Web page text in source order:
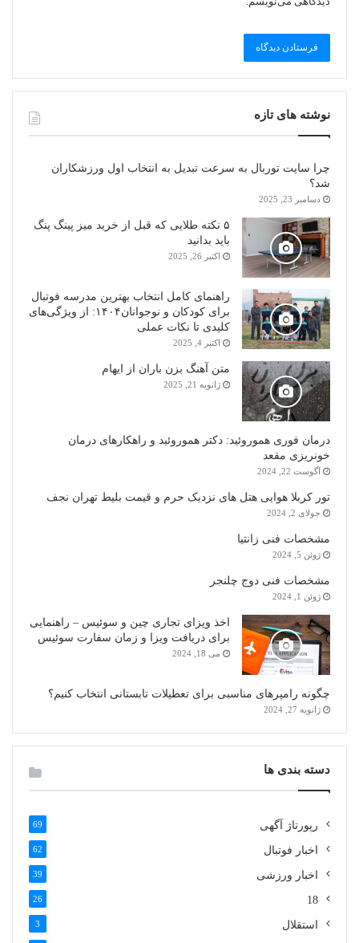
نوشته های تازه
چرا سایت توربال به ‌سرعت تبدیل به انتخاب اول ورزشکاران
شد؟
دسامبر 23, 2025
۵ نکته طلایی که قبل از خرید میز پینگ پنگ
باید بدانید
اکتبر 26, 2025
راهنمای کامل انتخاب بهترین مدرسه فوتبال
برای کودکان و نوجوانان۱۴۰۴: از ویژگی‌های
کلیدی تا نکات عملی
اکتبر 4, 2025
متن آهنگ بزن باران از ایهام
ژانویه 21, 2025
درمان فوری هموروئید: دکتر هموروئید و راهکارهای درمان
خونریزی مقعد
آگوست 22, 2024
تور کربلا هوایی هتل های نزدیک حرم و قیمت بلیط تهران نجف
جولای 2, 2024
مشخصات فنی زانتیا
ژوئن 5, 2024
مشخصات فنی دوج چلنجر
ژوئن 1, 2024
اخذ ویزای تجاری چین و سوئیس – راهنمایی
برای دریافت ویزا و زمان سفارت سوئیس
می 18, 2024
چگونه رامپرهای مناسبی برای تعطیلات تابستانی انتخاب کنیم؟
ژانویه 27, 2024
دسته بندی ها
رپورتاژ آگهی 69
اخبار فوتبال 62
اخبار ورزشی 39
18
26
استقلال 3